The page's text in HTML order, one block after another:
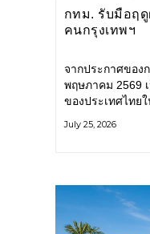
กทม. รับมือฤดู
คนกรุงเทพฯ
จากประกาศของ
พฤษภาคม 2569
ของประเทศไทย
โครงสร้างพื้นฐาน
July 25, 2026